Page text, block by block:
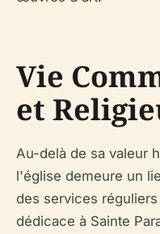
Vie
et
Au-delà de sa valeur
l'église demeure un
des services
dédicace à Sainte